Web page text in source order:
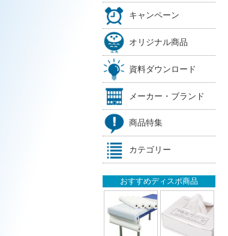
キャンペーン
オリジナル商品
資料ダウンロード
メーカー・ブランド
商品特集
カテゴリー
おすすめディスポ商品